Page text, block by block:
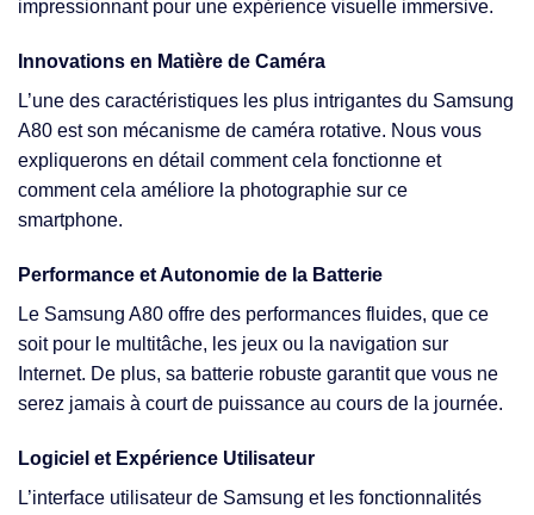
impressionnant pour une expérience visuelle immersive.
Innovations en Matière de Caméra
L’une des caractéristiques les plus intrigantes du Samsung
A80 est son mécanisme de caméra rotative. Nous vous
expliquerons en détail comment cela fonctionne et
comment cela améliore la photographie sur ce
smartphone.
Performance et Autonomie de la Batterie
Le Samsung A80 offre des performances fluides, que ce
soit pour le multitâche, les jeux ou la navigation sur
Internet. De plus, sa batterie robuste garantit que vous ne
serez jamais à court de puissance au cours de la journée.
Logiciel et Expérience Utilisateur
L’interface utilisateur de Samsung et les fonctionnalités